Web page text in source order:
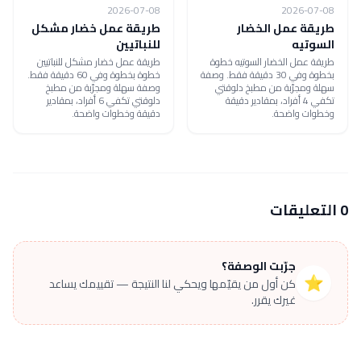
2026-07-08
طريقة عمل الخضار
السوتيه
طريقة عمل الخضار السوتيه خطوة
بخطوة وفي 30 دقيقة فقط. وصفة
سهلة ومجرّبة من مطبخ دلوقتي
تكفي 4 أفراد، بمقادير دقيقة
وخطوات واضحة.
2026-07-08
طريقة عمل خضار مشكل
للنباتيين
طريقة عمل خضار مشكل للنباتيين
خطوة بخطوة وفي 60 دقيقة فقط.
وصفة سهلة ومجرّبة من مطبخ
دلوقتي تكفي 6 أفراد، بمقادير
دقيقة وخطوات واضحة.
0 التعليقات
⭐
جرّبت الوصفة؟
كن أول من يقيّمها ويحكي لنا النتيجة — تقييمك يساعد
غيرك يقرر.